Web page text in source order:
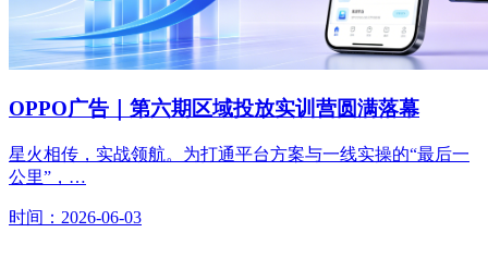
OPPO广告｜第六期区域投放实训营圆满落幕
星火相传，实战领航。为打通平台方案与一线实操的“最后一
公里”，…
时间：2026-06-03